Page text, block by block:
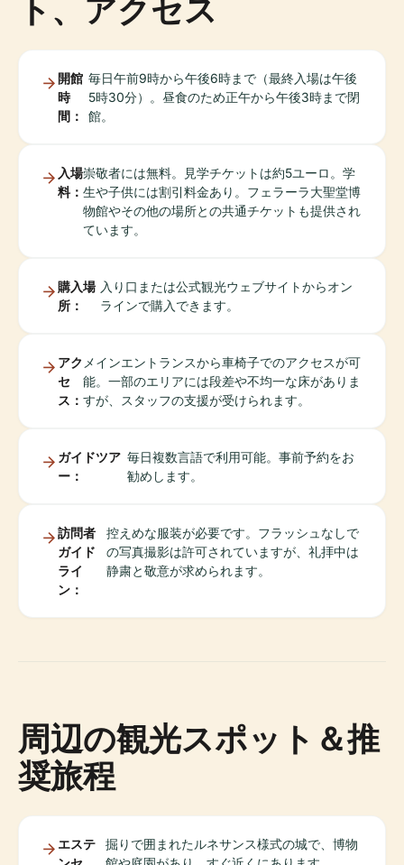
ト、アクセス
開館
時
間：
毎日午前9時から午後6時まで（最終入場は午後
5時30分）。昼食のため正午から午後3時まで閉
館。
入場
料：
崇敬者には無料。見学チケットは約5ユーロ。学
生や子供には割引料金あり。フェラーラ大聖堂博
物館やその他の場所との共通チケットも提供され
ています。
購入場
所：
入り口または公式観光ウェブサイトからオン
ラインで購入できます。
アク
セ
ス：
メインエントランスから車椅子でのアクセスが可
能。一部のエリアには段差や不均一な床がありま
すが、スタッフの支援が受けられます。
ガイドツア
ー：
毎日複数言語で利用可能。事前予約をお
勧めします。
訪問者
ガイド
ライ
ン：
控えめな服装が必要です。フラッシュなしで
の写真撮影は許可されていますが、礼拝中は
静粛と敬意が求められます。
周辺の観光スポット＆推
奨旅程
エステ
掘りで囲まれたルネサンス様式の城で、博物